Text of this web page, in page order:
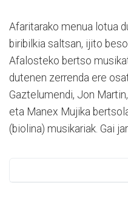
Afaritarako menua lotua
biribilkia saltsan, ijito
Afalosteko bertso
dutenen zerrenda ere
Gaztelumendi, Jon
eta Manex Mujika
(biolina) musikariak. Gai